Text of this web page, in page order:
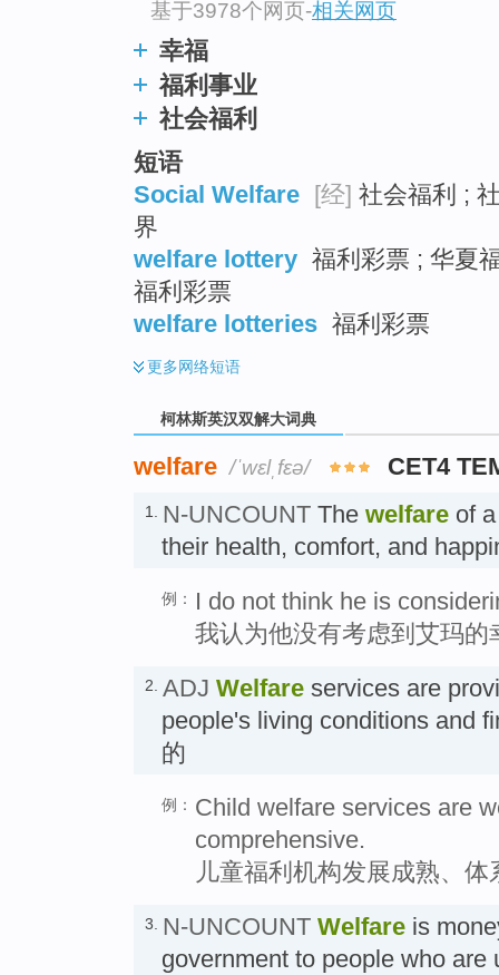
基于3978个网页-相关网页
幸福
福利事业
社会福利
短语
Social Welfare [经] 社会福利 ;
界
welfare lottery 福利彩票 ; 华夏
福利彩票
welfare lotteries 福利彩票
更多网络短语
柯林斯英汉双解大词典
welfare /ˈwɛlˌfɛə/ CET4
1. N-UNCOUNT The welfare of
their health, comfort, and
例：
I do not think he is
我认为他没有考虑到艾玛的
2. ADJ Welfare services are
people's living conditions and
的
例： Child welfare services are
comprehensive.
儿童福利机构发展成熟、体
3. N-UNCOUNT Welfare is
government to people who are